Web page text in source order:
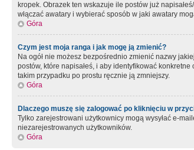
kropek. Obrazek ten wskazuje ile postów już
włączać awatary i wybierać sposób w jaki awatary
Góra
Czym jest moja ranga i jak mogę ją zmienić?
Na ogół nie możesz bezpośrednio zmienić nazwy
postów, które napisałeś, i aby identyfikować
takim przypadku po prostu ręcznie ją zmniejszy.
Góra
Dlaczego muszę się zalogować po kliknięciu w
Tylko zarejestrowani użytkownicy mogą wysyłać e-
niezarejestrowanych użytkowników.
Góra